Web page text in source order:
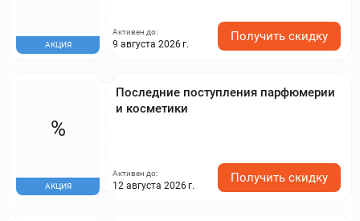
АКЦИЯ
Активен до:
9 августа 2026 г.
Получить скидку
Последние поступления парфюмерии
и косметики
%
АКЦИЯ
Активен до:
12 августа 2026 г.
Получить скидку